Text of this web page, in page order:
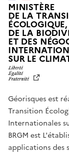
MINISTÈRE
DE LA
ÉCOLOGIQUE,
DE LA
ET DES
SUR LE
Géorisques est
Transition
Internationales
BRGM est
applications des